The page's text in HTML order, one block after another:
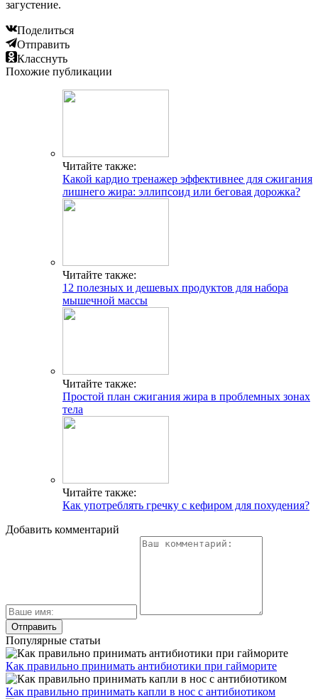
загустение.
Поделиться
Отправить
Класснуть
Похожие публикации
Читайте также:
Какой кардио тренажер эффективнее для сжигания
лишнего жира: эллипсоид или беговая дорожка?
Читайте также:
12 полезных и дешевых продуктов для набора
мышечной массы
Читайте также:
Простой план сжигания жира в проблемных зонах
тела
Читайте также:
Как употреблять гречку с кефиром для похудения?
Добавить комментарий
Популярные статьи
Как правильно принимать антибиотики при гайморите
Как правильно принимать капли в нос с антибиотиком